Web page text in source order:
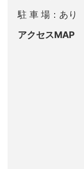
駐 車 場：あり
アクセスMAP